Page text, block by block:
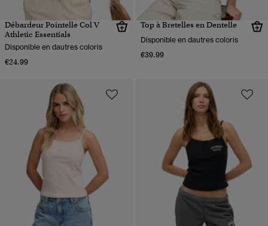
Débardeur Pointelle Col V
Athletic Essentials
Disponible en dautres coloris
€24.99
Top à Bretelles en Dentelle
Disponible en dautres coloris
€39.99